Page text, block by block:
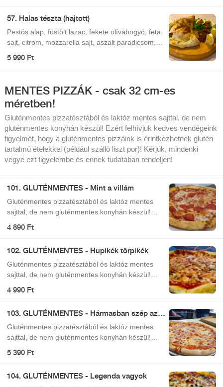
57. Halas tészta (hajtott)
Pestós alap, füstölt lazac, fekete olívabogyó, feta
sajt, citrom, mozzarella sajt, aszalt paradicsom,
parmezán sajt.
5 990 Ft
MENTES PIZZÁK - csak 32 cm-es
méretben!
Gluténmentes pizzatésztából és laktóz mentes sajttal, de nem
gluténmentes konyhán készül! Ezért felhívjuk kedves vendégeink
figyelmét, hogy a gluténmentes pizzáink is érintkezhetnek glutén
tartalmú ételekkel (például szálló liszt por)! Kérjük, mindenki
vegye ezt figyelembe és ennek tudatában rendeljen!
101. GLUTÉNMENTES - Mint a villám
Gluténmentes pizzatésztából és laktóz mentes
sajttal, de nem gluténmentes konyhán készül!
Ezért felhívjuk kedves vendégeink figyelmét, hogy
mindenki vegye ezt figyelembe és ennek
tudatában rendeljen!
4 890 Ft
102. GLUTÉNMENTES - Hupikék törpikék
Gluténmentes pizzatésztából és laktóz mentes
sajttal, de nem gluténmentes konyhán készül!
Ezért felhívjuk kedves vendégeink figyelmét, hogy
mindenki vegye ezt figyelembe és ennek
tudatában rendeljen!
4 990 Ft
103. GLUTÉNMENTES - Hármasban szép az
Gluténmentes pizzatésztából és laktóz mentes
sajttal, de nem gluténmentes konyhán készül!
Ezért felhívjuk kedves vendégeink figyelmét, hogy
mindenki vegye ezt figyelembe és ennek
5 390 Ft
104. GLUTÉNMENTES - Legenda vagyok